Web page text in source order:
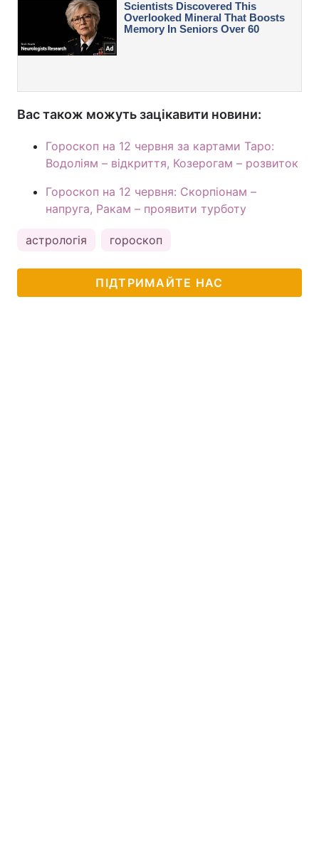
Вас також можуть зацікавити новини:
Гороскоп на 12 червня за картами Таро:
Водоліям – відкриття, Козерогам – розвиток
Гороскоп на 12 червня: Скорпіонам –
напруга, Ракам – проявити турботу
астрологія гороскоп
ПІДТРИМАЙТЕ НАС